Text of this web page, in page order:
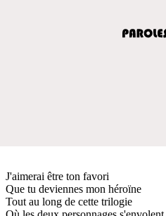
J'aimerai être ton favori
Que tu deviennes mon héroïne
Tout au long de cette trilogie